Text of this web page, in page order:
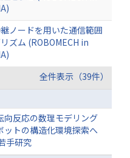
ノードを用いた通信範囲
ズム (ROBOMECH in
全件表示（39件）
向反応の数理モデリング
ットの構造化環境探索へ
手研究